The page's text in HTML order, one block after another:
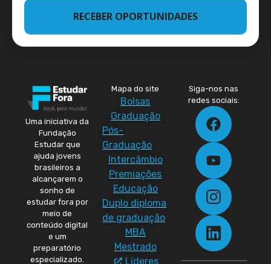
RECEBER OPORTUNIDADES
Uma iniciativa da
Fundação
Estudar que
ajuda jovens
brasileiros a
alcançarem o
sonho de
estudar fora por
meio de
conteúdo digital
e um
preparatório
especializado.
Mapa do site
Bolsas
Graduação
Pós-
Graduação
Intercâmbio
Premiações
Educação
Duplo diploma
de graduação
MBA
Mestrado
Líderes
Siga-nos nas
redes sociais: